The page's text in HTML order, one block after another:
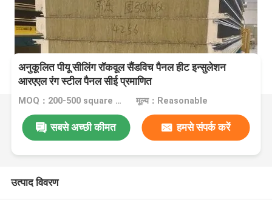
अनुकूलित पीयू सीलिंग रॉकवूल सैंडविच पैनल हीट इन्सुलेशन
आरएएल रंग स्टील पैनल सीई प्रमाणित
MOQ：200-500 square meters मूल्य：Reasonable
सबसे अच्छी कीमत हमसे संपर्क करें
उत्पाद विवरण